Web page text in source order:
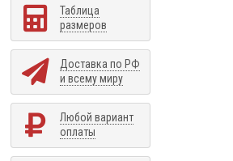
Таблица
размеров
Доставка по РФ
и всему миру
Любой вариант
оплаты